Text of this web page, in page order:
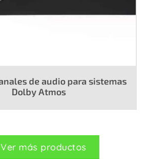
de audio para sistemas
Dolby Atmos
Ver más productos